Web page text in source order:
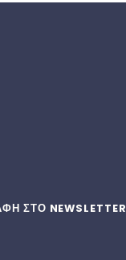
ΣΤΟ NEWSLETTER